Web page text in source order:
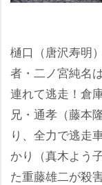
樋口（唐沢寿明
者・二ノ宮純名
連れて逃走！倉
兄・通孝（藤本
り、全力で逃走
かり（真木よう
た重藤雄二が殺